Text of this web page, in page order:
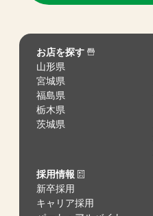
お店を探す
山形県
宮城県
福島県
栃木県
茨城県
採用情報
新卒採用
キャリア採用